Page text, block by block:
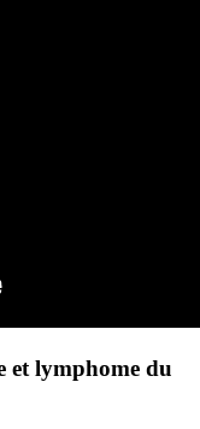
et lymphome du